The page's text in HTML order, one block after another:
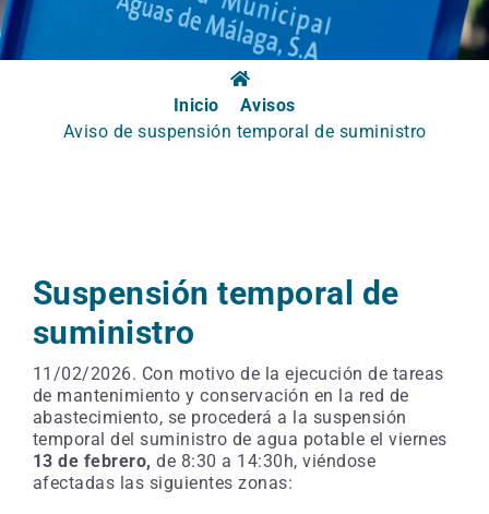
Inicio
Avisos
Aviso de suspensión temporal de suministro
Suspensión temporal de
suministro
11/02/2026. Con motivo de la ejecución de tareas
de mantenimiento y conservación en la red de
abastecimiento, se procederá a la suspensión
temporal del suministro de agua potable el viernes
13 de febrero, de 8:30 a 14:30h, viéndose
afectadas las siguientes zonas: